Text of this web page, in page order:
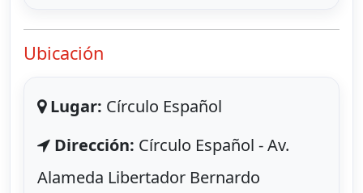
Ubicación
Lugar: Círculo Español
Dirección: Círculo Español - Av.
Alameda Libertador Bernardo